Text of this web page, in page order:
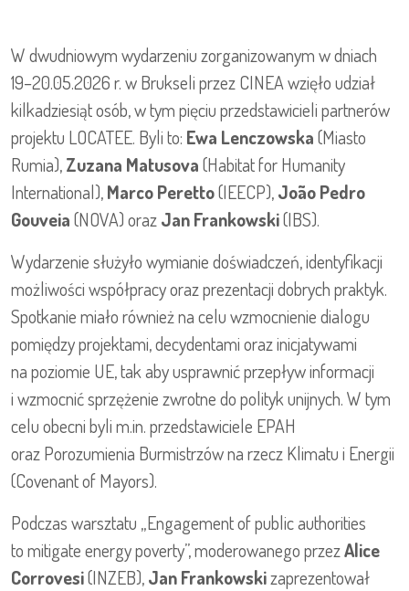
W dwudniowym wydarzeniu zorganizowanym w dniach
19–20.05.2026 r. w Brukseli przez CINEA wzięło udział
kilkadziesiąt osób, w tym pięciu przedstawicieli partnerów
projektu LOCATEE. Byli to: Ewa Lenczowska(Miasto
Rumia),Zuzana Matusova(Habitat for Humanity
International),Marco Peretto(IEECP),João Pedro
Gouveia(NOVA) orazJan Frankowski(IBS).
Wydarzenie służyło wymianie doświadczeń, identyfikacji
możliwości współpracy oraz prezentacji dobrych praktyk.
Spotkanie miało również na celu wzmocnienie dialogu
pomiędzy projektami, decydentami oraz inicjatywami
na poziomie UE, tak aby usprawnić przepływ informacji
i wzmocnić sprzężenie zwrotne do polityk unijnych. W tym
celu obecni byli m.in. przedstawiciele EPAH
oraz Porozumienia Burmistrzów na rzecz Klimatu i Energii
(Covenant of Mayors).
Podczas warsztatu „Engagement of public authorities
to mitigate energy poverty”, moderowanego przezAlice
Corrovesi(INZEB),Jan Frankowskizaprezentował